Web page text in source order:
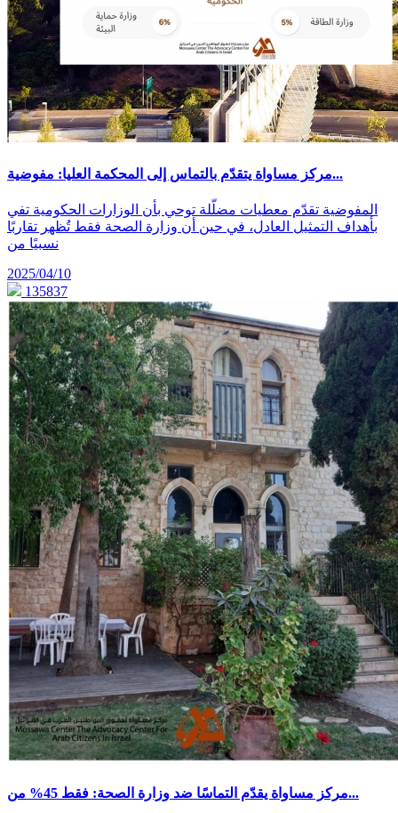
مركز مساواة يتقدّم بالتماس إلى المحكمة العليا: مفوضية...
المفوضية تقدّم معطيات مضلّلة توحي بأن الوزارات الحكومية تفي
بأهداف التمثيل العادل، في حين أن وزارة الصحة فقط تُظهر تقاربًا
نسبيًا من
2025/04/10
135837
مركز مساواة يقدّم التماسًا ضد وزارة الصحة: فقط 45% من...